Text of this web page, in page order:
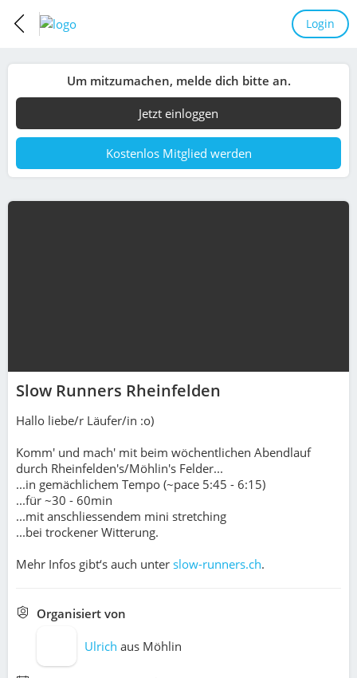
Login
Um mitzumachen, melde dich bitte an.
Jetzt einloggen
Kostenlos Mitglied werden
Slow Runners Rheinfelden
Hallo liebe/r Läufer/in :o)
Komm' und mach' mit beim wöchentlichen Abendlauf
durch Rheinfelden's/Möhlin's Felder...
...in gemächlichem Tempo (~pace 5:45 - 6:15)
...für ~30 - 60min
...mit anschliessendem mini stretching
...bei trockener Witterung.
Mehr Infos gibt‘s auch unter slow-runners.ch.
Organisiert von
Ulrich aus Möhlin